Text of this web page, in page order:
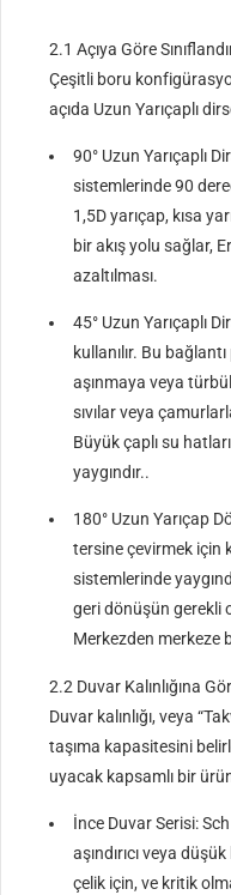
2.1 Açıya Göre
Çeşitli boru
açıda Uzun Yarıçaplı
90° Uzun Yarıçaplı
sistemlerinde 90
1,5D yarıçap, kısa
bir akış yolu sağlar,
azaltılması.
45° Uzun Yarıçaplı
kullanılır. Bu
aşınmaya veya
sıvılar veya
Büyük çaplı su
yaygındır..
180° Uzun Yarıçap
tersine çevirmek için
sistemlerinde
geri dönüşün gerekli
Merkezden merkeze
2.2 Duvar Kalınlığına
Duvar kalınlığı, veya
taşıma kapasitesini
uyacak kapsamlı bir
İnce Duvar Serisi:
aşındırıcı veya
çelik için, ve kritik